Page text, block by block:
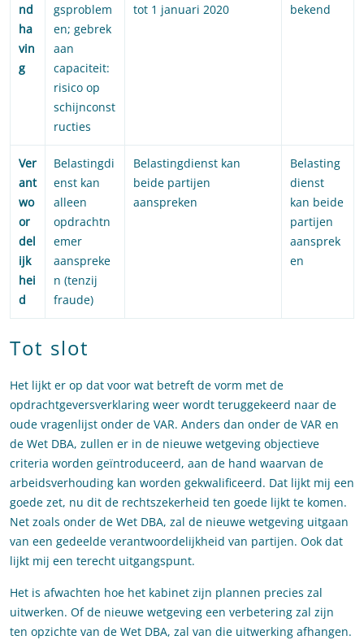
nd
ha
vin
g
gsproblem
en; gebrek
aan
capaciteit:
risico op
schijnconst
ructies
tot 1 januari 2020
bekend
Ver
ant
wo
or
del
ijk
hei
d
Belastingdi
enst kan
alleen
opdrachtn
emer
aanspreke
n (tenzij
fraude)
Belastingdienst kan
beide partijen
aanspreken
Belasting
dienst
kan beide
partijen
aansprek
en
Tot slot
Het lijkt er op dat voor wat betreft de vorm met de
opdrachtgeversverklaring weer wordt teruggekeerd naar de
oude vragenlijst onder de VAR. Anders dan onder de VAR en
de Wet DBA, zullen er in de nieuwe wetgeving objectieve
criteria worden geïntroduceerd, aan de hand waarvan de
arbeidsverhouding kan worden gekwalificeerd. Dat lijkt mij een
goede zet, nu dit de rechtszekerheid ten goede lijkt te komen.
Net zoals onder de Wet DBA, zal de nieuwe wetgeving uitgaan
van een gedeelde verantwoordelijkheid van partijen. Ook dat
lijkt mij een terecht uitgangspunt.
Het is afwachten hoe het kabinet zijn plannen precies zal
uitwerken. Of de nieuwe wetgeving een verbetering zal zijn
ten opzichte van de Wet DBA, zal van die uitwerking afhangen.